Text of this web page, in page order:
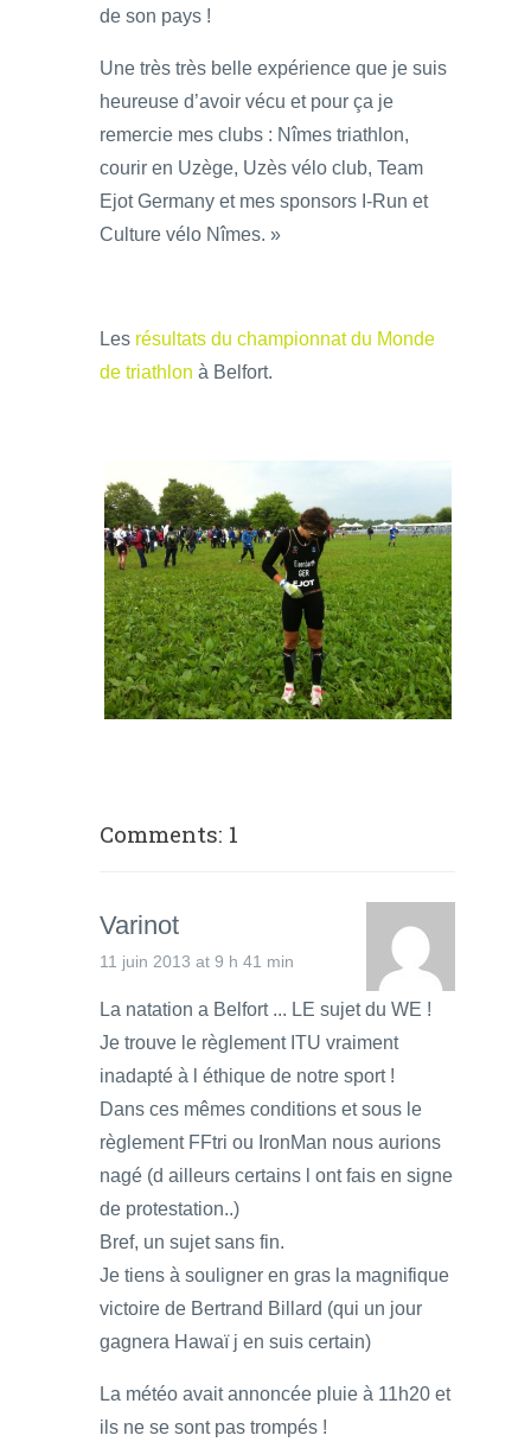
de son pays !
Une très très belle expérience que je suis
heureuse d’avoir vécu et pour ça je
remercie mes clubs : Nîmes triathlon,
courir en Uzège, Uzès vélo club, Team
Ejot Germany et mes sponsors I-Run et
Culture vélo Nîmes. »
Les résultats du championnat du Monde
de triathlon à Belfort.
Comments: 1
Varinot
11 juin 2013 at 9 h 41 min
La natation a Belfort ... LE sujet du WE !
Je trouve le règlement ITU vraiment
inadapté à l éthique de notre sport !
Dans ces mêmes conditions et sous le
règlement FFtri ou IronMan nous aurions
nagé (d ailleurs certains l ont fais en signe
de protestation..)
Bref, un sujet sans fin.
Je tiens à souligner en gras la magnifique
victoire de Bertrand Billard (qui un jour
gagnera Hawaï j en suis certain)
La météo avait annoncée pluie à 11h20 et
ils ne se sont pas trompés !